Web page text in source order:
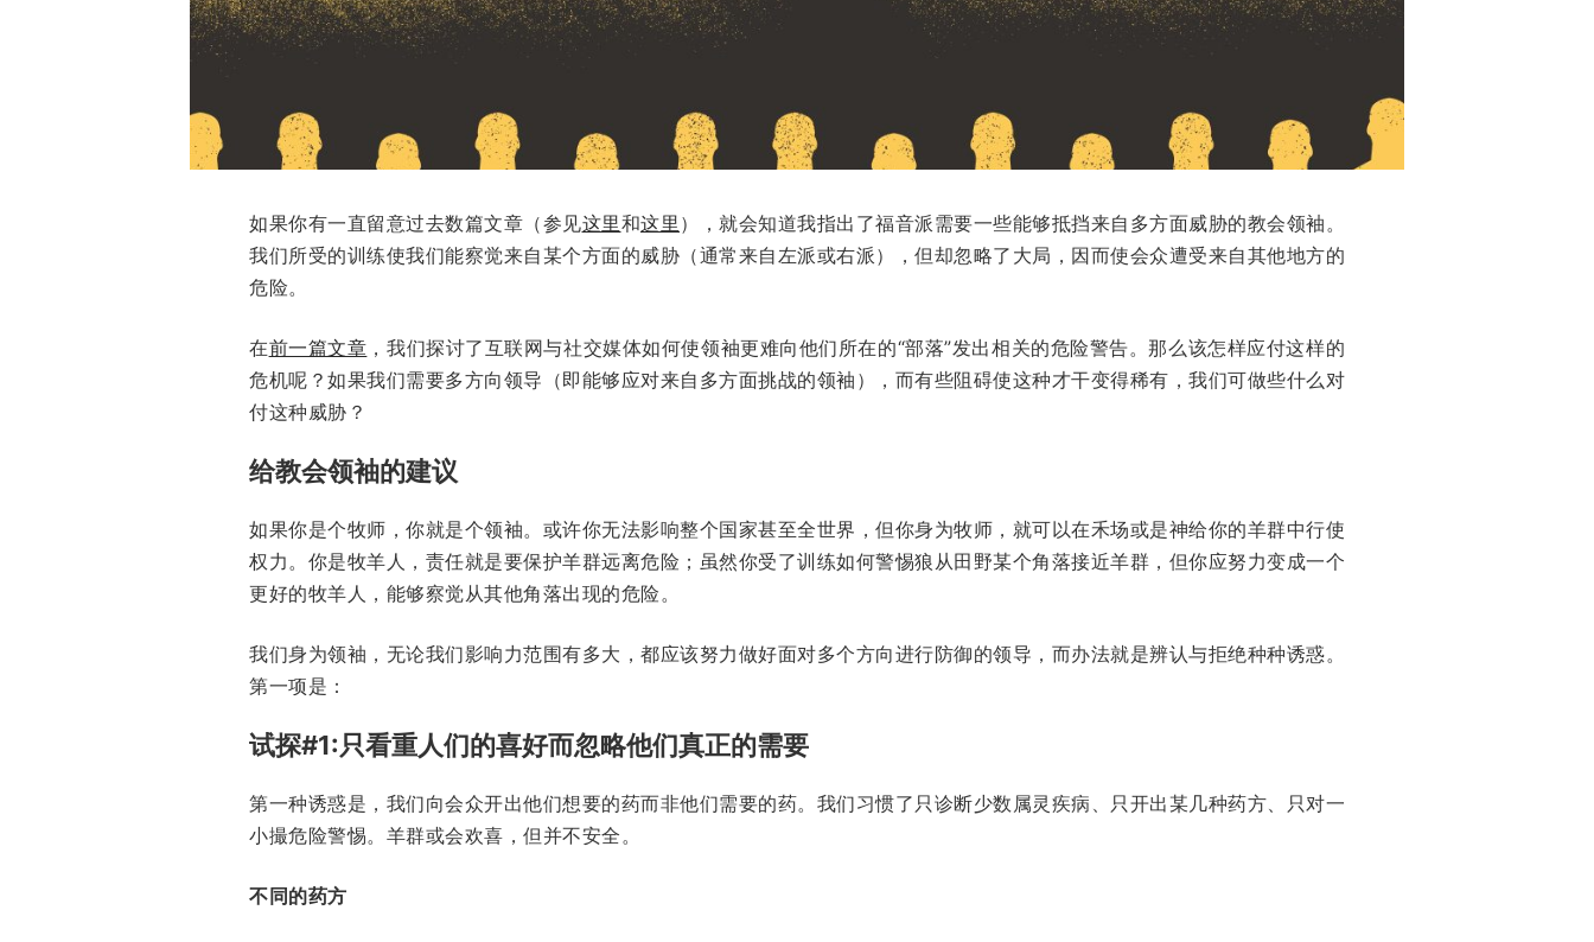
如果你有一直留意过去数篇文章（参见这里和这里 ），就会知道我指出了福音派需要一些能够抵挡来自多方面威胁的教会领袖。
我们所受的训练使我们能察觉来自某个方面的威胁（通常来自左派或右派），但却忽略了大局，因而使会众遭受来自其他地方的
危险。
在前一篇文章 ，我们探讨了互联网与社交媒体如何使领袖更难向他们所在的“部落”发出相关的危险警告。那么该怎样应付这样的
危机呢？如果我们需要多方向领导（即能够应对来自多方面挑战的领袖），而有些阻碍使这种才干变得稀有，我们可做些什么对
付这种威胁？
给教会领袖的建议
如果你是个牧师，你就是个领袖。或许你无法影响整个国家甚至全世界，但你身为牧师，就可以在禾场或是神给你的羊群中行使
权力。你是牧羊人，责任就是要保护羊群远离危险；虽然你受了训练如何警惕狼从田野某个角落接近羊群，但你应努力变成一个
更好的牧羊人，能够察觉从其他角落出现的危险。
我们身为领袖，无论我们影响力范围有多大，都应该努力做好面对多个方向进行防御的领导，而办法就是辨认与拒绝种种诱惑。
第一项是：
试探#1:只看重人们的喜好而忽略他们真正的需要
第一种诱惑是，我们向会众开出他们想要的药而非他们需要的药。我们习惯了只诊断少数属灵疾病、只开出某几种药方、只对一
小撮危险警惕。羊群或会欢喜，但并不安全。
不同的药方